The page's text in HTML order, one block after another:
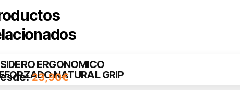
ERGONOMICO
NATURAL GRIP
23,90€